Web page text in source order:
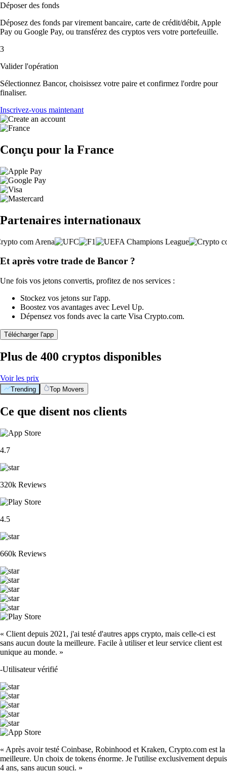
Déposer des fonds
Déposez des fonds par virement bancaire, carte de crédit/débit, Apple
Pay ou Google Pay, ou transférez des cryptos vers votre portefeuille.
3
Valider l'opération
Sélectionnez Bancor, choisissez votre paire et confirmez l'ordre pour
finaliser.
Inscrivez-vous maintenant
Conçu pour la France
Partenaires internationaux
Et après votre trade de Bancor ?
Une fois vos jetons convertis, profitez de nos services :
Stockez vos jetons sur l'app.
Boostez vos avantages avec Level Up.
Dépensez vos fonds avec la carte Visa Crypto.com.
Télécharger l'app
Plus de 400 cryptos disponibles
Voir les prix
Trending Top Movers
Ce que disent nos clients
4.7
320k Reviews
4.5
660k Reviews
« Client depuis 2021, j'ai testé d'autres apps crypto, mais celle-ci est
sans aucun doute la meilleure. Facile à utiliser et leur service client est
unique au monde. »
-Utilisateur vérifié
« Après avoir testé Coinbase, Robinhood et Kraken, Crypto.com est la
meilleure. Un choix de tokens énorme. Je l'utilise exclusivement depuis
4 ans, sans aucun souci. »